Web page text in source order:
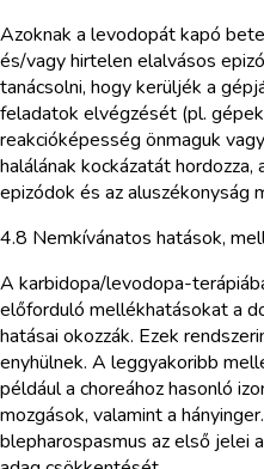
Azoknak a levodopát kapó
és/vagy hirtelen elalvásos
tanácsolni, hogy kerüljék a
feladatok elvégzését (pl.
reakcióképesség önmaguk
halálának kockázatát
epizódok és az aluszékonyság
4.8 Nemkívánatos hatások,
A karbidopa/levodopa-
előforduló mellékhatásokat a
hatásai okozzák. Ezek
enyhülnek. A leggyakoribb
például a choreához hasonló
mozgások, valamint a
blepharospasmus az első jelei